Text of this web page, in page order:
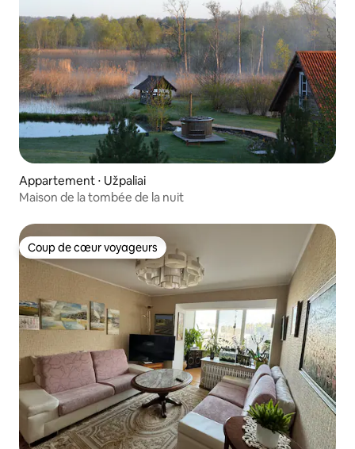
Appartement ⋅ Užpaliai
Maison de la tombée de la nuit
Coup de cœur voyageurs
Coup de cœur voyageurs